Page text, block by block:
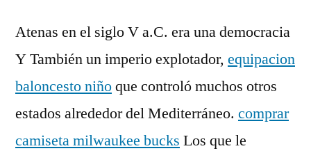
Atenas en el siglo V a.C. era una democracia
Y También un imperio explotador, equipacion
baloncesto niñoque controló muchos otros
estados alrededor del Mediterráneo. comprar
camiseta milwaukee bucks Los que le